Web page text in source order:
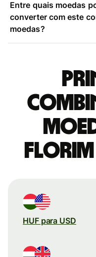
Entre quais moedas
converter com este
moedas?
HUF para USD